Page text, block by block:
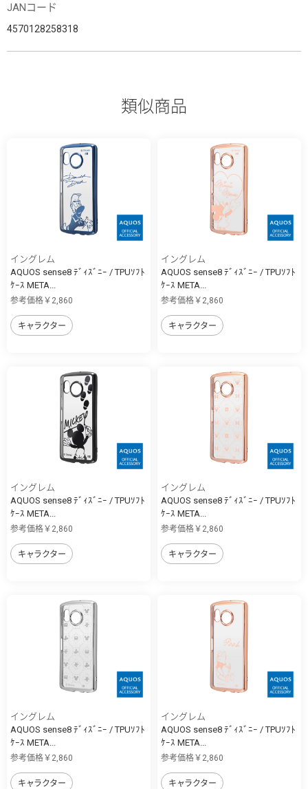
JANコード
4570128258318
類似商品
イングレム
AQUOS sense8 ﾃﾞｨｽﾞﾆｰ / TPUｿﾌﾄ
ｹｰｽ META...
参考価格￥2,860
キャラクター
イングレム
AQUOS sense8 ﾃﾞｨｽﾞﾆｰ / TPUｿﾌﾄ
ｹｰｽ META...
参考価格￥2,860
キャラクター
イングレム
AQUOS sense8 ﾃﾞｨｽﾞﾆｰ / TPUｿﾌﾄ
ｹｰｽ META...
参考価格￥2,860
キャラクター
イングレム
AQUOS sense8 ﾃﾞｨｽﾞﾆｰ / TPUｿﾌﾄ
ｹｰｽ META...
参考価格￥2,860
キャラクター
イングレム
AQUOS sense8 ﾃﾞｨｽﾞﾆｰ / TPUｿﾌﾄ
ｹｰｽ META...
参考価格￥2,860
キャラクター
イングレム
AQUOS sense8 ﾃﾞｨｽﾞﾆｰ / TPUｿﾌﾄ
ｹｰｽ META...
参考価格￥2,860
キャラクター